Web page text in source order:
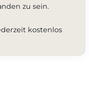
zu sein.
kostenlos